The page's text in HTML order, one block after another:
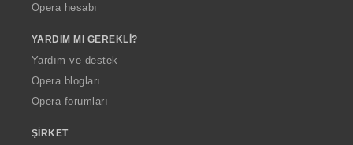
Opera hesabı
YARDIM MI GEREKLI?
Yardım ve destek
Opera blogları
Opera forumları
ŞIRKET